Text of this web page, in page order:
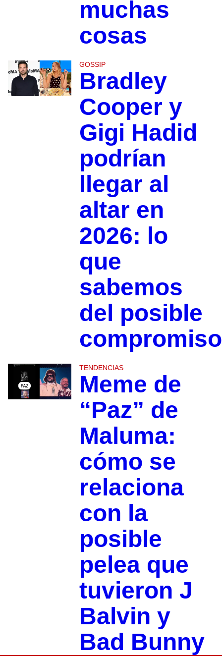
muchas
cosas
GOSSIP
Bradley
Cooper y
Gigi Hadid
podrían
llegar al
altar en
2026: lo
que
sabemos
del posible
compromiso
TENDENCIAS
Meme de
“Paz” de
Maluma:
cómo se
relaciona
con la
posible
pelea que
tuvieron J
Balvin y
Bad Bunny